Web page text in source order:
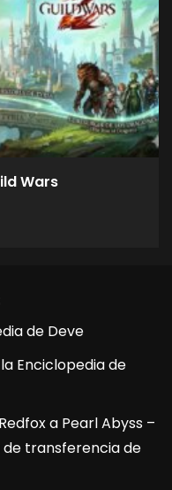
Wars
de Deve
Enciclopedia de
a Pearl Abyss –
de transferencia de